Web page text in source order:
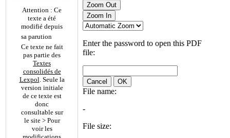
Attention : Ce
texte a été
modifié depuis
sa parution
Ce texte ne fait
pas partie des
Textes
consolidés de
Lexpol . Seule la
version initiale
de ce texte est
donc
consultable sur
le site > Pour
voir les
Zoom Out
Zoom In
Enter the password to open this PDF
file:
Cancel OK
File name:
-
File size: